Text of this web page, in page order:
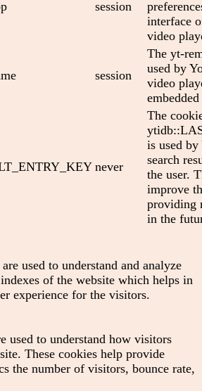
session
interface
video
session
The yt-
used by
video
never
The
is used by
search
the user.
improve
providing
in the
used to understand and analyze
of the website which helps in
experience for the visitors.
used to understand how visitors
These cookies help provide
the number of visitors, bounce rate,